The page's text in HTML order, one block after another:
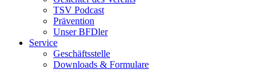
TSV Podcast
Prävention
Unser BFDler
Service
Geschäftsstelle
Downloads & Formulare